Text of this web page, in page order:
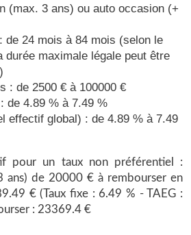
(max. 3 ans) ou auto occasion (+
de 24 mois à 84 mois (selon le
durée maximale légale peut être
: de 2500 € à 100000 €
de 4.89 % à 7.49 %
effectif global) : de 4.89 % à 7.49
pour un taux non préférentiel :
ans) de 20000 € à rembourser en
€ (Taux fixe : 6.49 % - TAEG :
: 23369.4 €